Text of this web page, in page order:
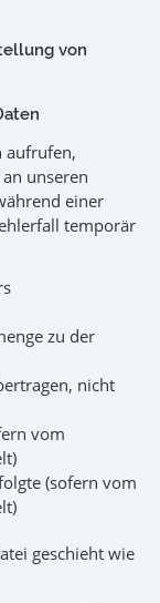
von
aufrufen,
unseren
einer
temporär
zu der
nicht
vom
(sofern vom
geschieht wie